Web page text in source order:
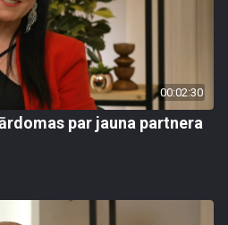
00:02:30
par jauna partnera